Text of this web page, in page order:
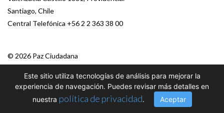
Santiago, Chile
Central Telefónica +56 2 2 363 38 00
© 2026 Paz Ciudadana
Este sitio utiliza tecnologías de análisis para mejorar la
experiencia de navegación. Puedes revisar más detalles en
nuestra política de privacidad. Aceptar